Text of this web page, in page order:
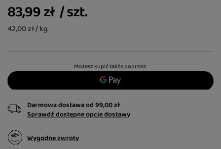
83,99 zł /szt.
42,00 zł / kg
Możesz kupić także poprzez:
Darmowa dostawaod99,00 zł
Sprawdź dostępne opcje dostawy
Wygodne zwroty